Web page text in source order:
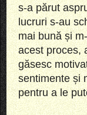
s-a părut
lucruri s-au
mai bună și
acest proces,
găsesc
sentimente și
pentru a le